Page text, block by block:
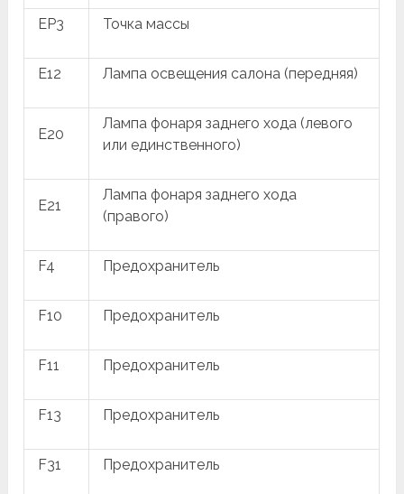
EP3 Точка массы
E12 Лампа освещения салона (передняя)
E20
Лампа фонаря заднего хода (левого
или единственного)
E21
Лампа фонаря заднего хода
(правого)
F4 Предохранитель
F10 Предохранитель
F11 Предохранитель
F13 Предохранитель
F31 Предохранитель